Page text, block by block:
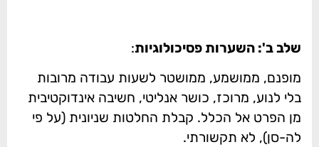
שלב ב': השערות פסיכולוגיות:
מופנם, ממושמע, ממושטר לשעות עבודה מרובות
בלי לנוע, מרוכז, כושר אנליטי, חשיבה אינדוקטיבית
מן הפרט אל הכלל. קבלת החלטות שניונית (על פי
לה-סן), לא תקשורתי.